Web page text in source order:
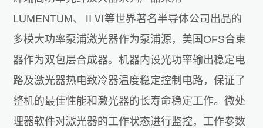
LUMENTUM、ⅡⅥ等世界著名半导体公司出品的
多模大功率泵浦激光器作为泵浦源，美国OFS合束
器作为双包层合成器。机器内设光功率输出稳定电
路及激光器热电致冷器温度稳定控制电路，保证了
整机的最佳性能和激光器的长寿命稳定工作。微处
理器软件对激光器的工作状态进行监控，工作参数